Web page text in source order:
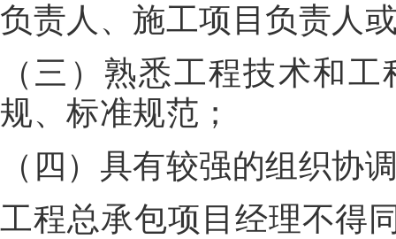
负责人、施工项目负责人
（三）熟悉工程技术和
规、标准规范；
（四）具有较强的组织协
工程总承包项目经理不得